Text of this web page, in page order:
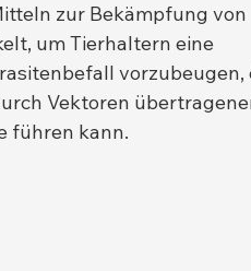
zur Bekämpfung von
um Tierhaltern eine
vorzubeugen,
Vektoren
führen kann.